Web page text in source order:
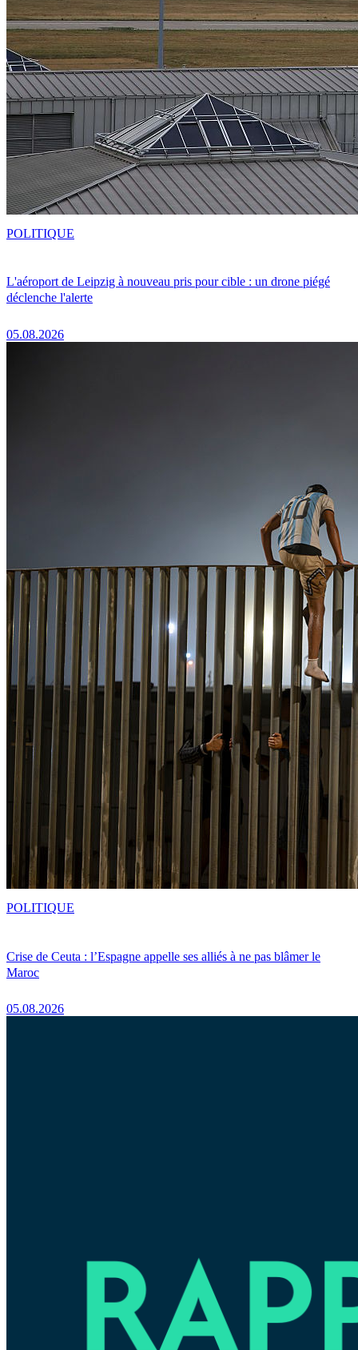
L'aéroport de Leipzig à nouveau pris pour cible : un drone piégé
déclenche l'alerte
05.08.2026
POLITIQUE
Crise de Ceuta : l’Espagne appelle ses alliés à ne pas blâmer le
Maroc
05.08.2026
POLITIQUE